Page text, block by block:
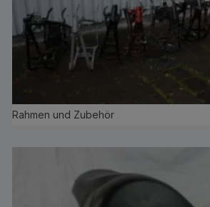
Rahmen und Zubehör